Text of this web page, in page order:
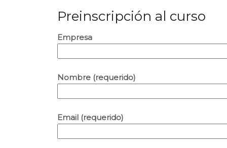
Preinscripción al curso
Empresa
Nombre (requerido)
Email (requerido)